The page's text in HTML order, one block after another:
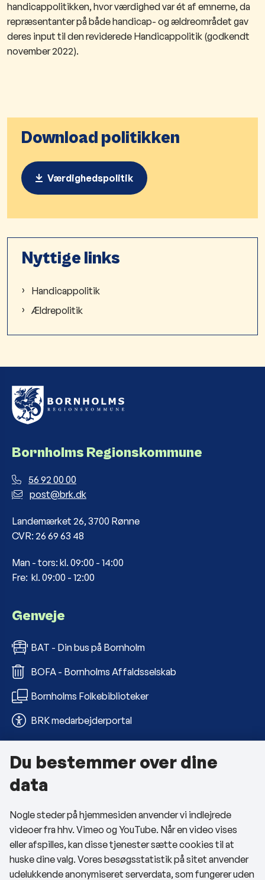
handicappolitikken, hvor værdighed var ét af emnerne, da
repræsentanter på både handicap- og ældreområdet gav
deres input til den reviderede Handicappolitik (godkendt
november 2022).
Download politikken
Værdighedspolitik
Nyttige links
Handicappolitik
Ældrepolitik
Bornholms Regionskommune
56 92 00 00
post@brk.dk
Landemærket 26, 3700 Rønne
CVR: 26 69 63 48
Man - tors: kl. 09:00 - 14:00
Fre: kl. 09:00 - 12:00
Genveje
BAT - Din bus på Bornholm
BOFA - Bornholms Affaldsselskab
Bornholms Folkebiblioteker
BRK medarbejderportal
Om kommunen
Kontakt os
Telefon- og åbningstider
Tilgængelighedserklæring
Privatlivspolitik
Du bestemmer over dine
data
Nogle steder på hjemmesiden anvender vi indlejrede
videoer fra hhv. Vimeo og YouTube. Når en video vises
eller afspilles, kan disse tjenester sætte cookies til at
huske dine valg. Vores besøgsstatistik på sitet anvender
udelukkende anonymiseret serverdata, som fungerer uden